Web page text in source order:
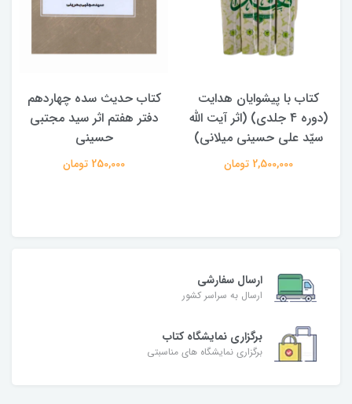
کتاب با پیشوایان هدایت
(دوره 4 جلدی) (اثر آیت الله
سیّد علی حسینی میلانی)
2,500,000 تومان
کتاب حدیث سده چهاردهم
دفتر هفتم اثر سید مجتبی
حسینی
250,000 تومان
ارسال سفارشی
ارسال به سراسر کشور
برگزاری نمایشگاه کتاب
برگزاری نمایشگاه های مناسبتی